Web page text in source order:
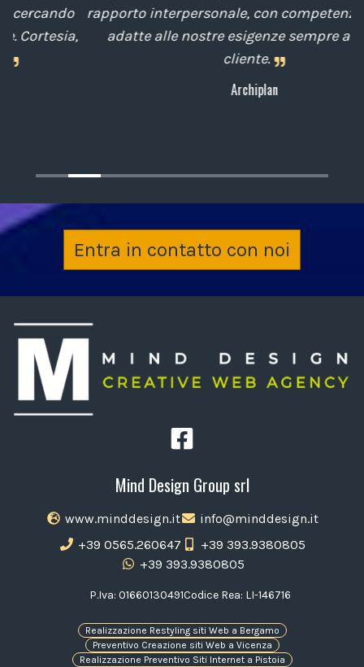
rapporto interpersonale, con competenze tecniche
adatte alle nostre esigenze sempre attenti al
Entra in contatto con noi
Mind Design Group srl
www.minddesign.it
info@minddesign.it
+39 0565.260647
+39 393.9380805
+39 393.9380805
P.Iva: 01660130491Codice Rea: LI-146716
Realizzazione Restyling siti Web a Bergamo
Preventivo Creazione siti Web a Vicenza
Realizzazione Preventivo Siti Internet a Pistoia